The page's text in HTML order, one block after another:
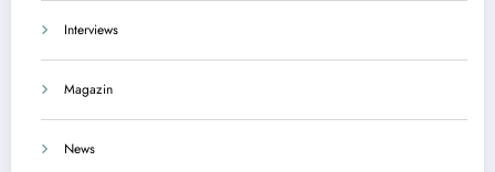
Interviews
Magazin
News